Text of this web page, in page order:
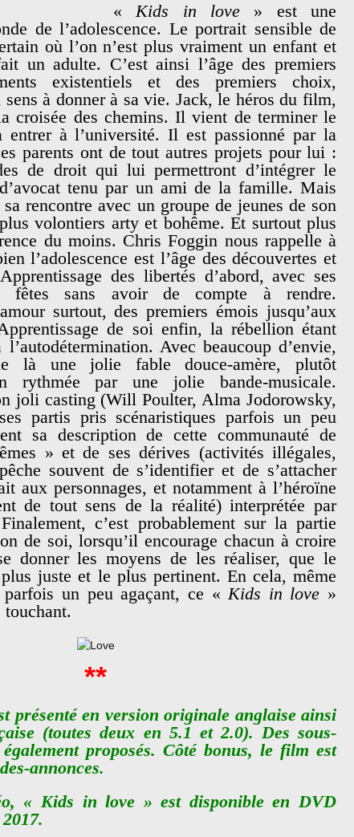
«Kids in love » est une
de l’adolescence. Le portrait sensible de
où l’on n’est plus vraiment un enfant et
un adulte. C’est ainsi l’âge des premiers
existentiels et des premiers choix,
sens à donner à sa vie. Jack, le héros du film,
croisée des chemins. Il vient de terminer le
entrer à l’université. Il est passionné par la
parents ont de tout autres projets pour lui :
de droit qui lui permettront d’intégrer le
tenu par un ami de la famille. Mais
rencontre avec un groupe de jeunes de son
volontiers arty et bohême. Et surtout plus
du moins. Chris Foggin nous rappelle à
l’adolescence est l’âge des découvertes et
des libertés d’abord, avec ses
fêtes sans avoir de compte à rendre.
surtout, des premiers émois jusqu’aux
de soi enfin, la rébellion étant
Avec beaucoup d’envie,
là une jolie fable douce-amère, plutôt
rythmée par une jolie bande-musicale.
joli casting (Will Poulter, Alma Jodorowsky,
partis pris scénaristiques parfois un peu
sa description de cette communauté de
» et de ses dérives (activités illégales,
souvent de s’identifier et de s’attacher
aux personnages, et notamment à l’héroïne
de tout sens de la réalité) interprétée par
c’est probablement sur la partie
de soi, lorsqu’il encourage chacun à croire
donner les moyens de les réaliser, que le
juste et le plus pertinent. En cela, même
un peu agaçant, ce «Kids in love »
**
présenté en version originale anglaise ainsi
(toutes deux en 5.1 et 2.0). Des sous-
proposés. Côté bonus, le film est
annonces.
« Kids in love » est disponible en DVD